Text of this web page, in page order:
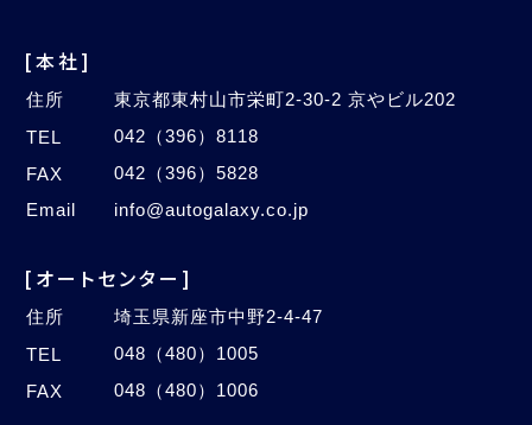
[本社]
住所
東京都東村山市栄町2-30-2 京やビル202
TEL
042（396）8118
FAX
042（396）5828
Email
info@autogalaxy.co.jp
[オートセンター]
住所
埼玉県新座市中野2-4-47
TEL
048（480）1005
FAX
048（480）1006